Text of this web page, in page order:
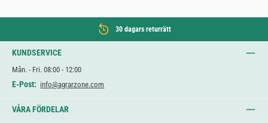
30 dagars returrätt
KUNDSERVICE
Mån. - Fri. 08:00 - 12:00
E-Post: info@agrarzone.com
VÅRA FÖRDELAR